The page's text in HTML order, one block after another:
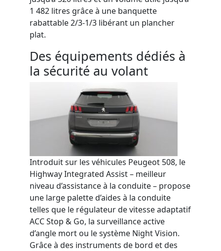
1 482 litres grâce à une banquette
rabattable 2/3-1/3 libérant un plancher
plat.
Des équipements dédiés à
la sécurité au volant
Introduit sur les véhicules Peugeot 508, le
Highway Integrated Assist– meilleur
niveau d’assistance à la conduite– propose
une large palette d’aides à la conduite
telles que le régulateur de vitesse adaptatif
ACC Stop & Go, la surveillance active
d’angle mort ou le système Night Vision.
Grâce à des instruments de bord et des